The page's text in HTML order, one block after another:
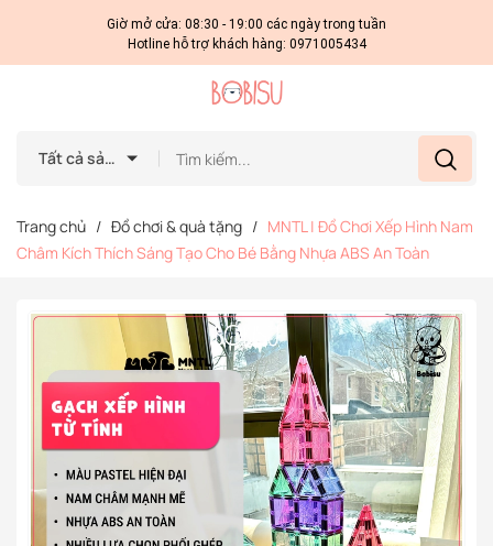
Giờ mở cửa: 08:30 - 19:00 các ngày trong tuần
Hotline hỗ trợ khách hàng: 0971005434
Tất cả sản phẩm
Trang chủ / Đồ chơi & quà tặng / MNTL | Đồ Chơi Xếp Hình Nam
Châm Kích Thích Sáng Tạo Cho Bé Bằng Nhựa ABS An Toàn